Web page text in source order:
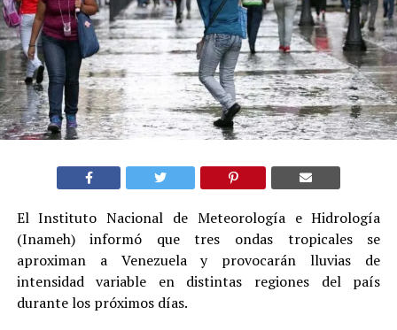
El Instituto Nacional de Meteorología e Hidrología
(Inameh) informó que tres ondas tropicales se
aproximan a Venezuela y provocarán lluvias de
intensidad variable en distintas regiones del país
durante los próximos días.